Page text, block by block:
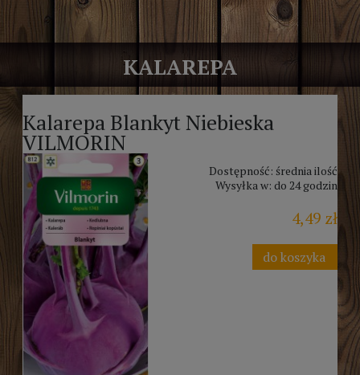
KALAREPA
Kalarepa Blankyt Niebieska
VILMORIN
Dostępność: średnia ilość
Wysyłka w: do 24 godzin
4,49 zł
do koszyka